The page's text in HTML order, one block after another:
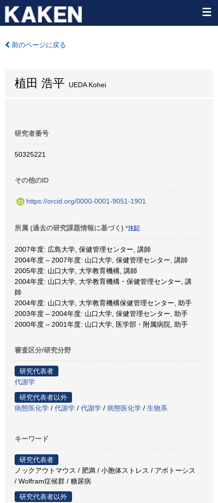
前のページに戻る
植田 浩平 UEDA Kohei
研究者番号
50325221
その他のID
https://orcid.org/0000-0001-9051-1901
所属 (過去の研究課題情報に基づく) *注記
2007年度: 広島大学, 保健管理センター, 講師
2004年度 – 2007年度: 山口大学, 保健管理センター, 講師
2005年度: 山口大学, 大学教育機構, 講師
2004年度: 山口大学, 大学教育機構・保健管理センター, 講
師
2004年度: 山口大学, 大学教育機構保健管理センター, 助手
2003年度 – 2004年度: 山口大学, 保健管理センター, 助手
2000年度 – 2001年度: 山口大学, 医学部・附属病院, 助手
審査区分/研究分野
研究代表者
代謝学
研究代表者以外
病態医化学 / 代謝学 / 代謝学 / 病態医化学 / 生物系
キーワード
研究代表者
ノックアウトマウス / 肥満 / 小胞体ストレス / アポトーシス
/ Wolfram症候群 / 糖尿病
研究代表者以外